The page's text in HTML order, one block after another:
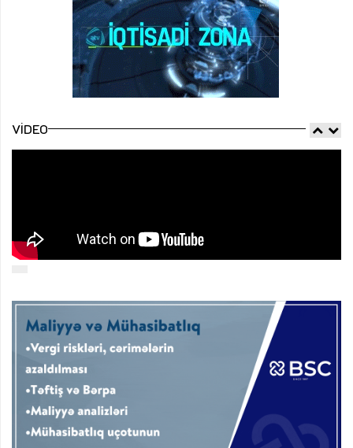
VIDEO